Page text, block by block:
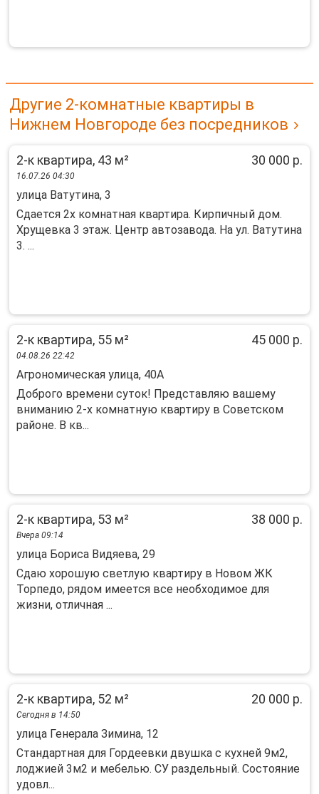
Другие 2-комнатные квартиры в
Нижнем Новгороде без посредников
2-к квартира, 43 м² 30 000 р.
16.07.26 04:30
улица Ватутина, 3
Сдается 2х комнатная квартира. Кирпичный дом.
Хрущевка 3 этаж. Центр автозавода. На ул. Ватутина
3. ...
2-к квартира, 55 м² 45 000 р.
04.08.26 22:42
Агрономическая улица, 40А
Доброго времени суток! Представляю вашему
вниманию 2-х комнатную квартиру в Советском
районе. В кв...
2-к квартира, 53 м² 38 000 р.
Вчера 09:14
улица Бориса Видяева, 29
Сдаю хорошую светлую квартиру в Новом ЖК
Торпедо, рядом имеется все необходимое для
жизни, отличная ...
2-к квартира, 52 м² 20 000 р.
Сегодня в 14:50
улица Генерала Зимина, 12
Стандартная для Гордеевки двушка с кухней 9м2,
лоджией 3м2 и мебелью. СУ раздельный. Состояние
удовл...